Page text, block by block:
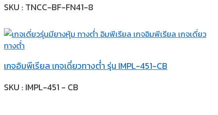
SKU : TNCC-BF-FN41-8
เกจอิมพีเรียล เกจเดี่ยวทางต่ำ รุ่น IMPL-451-CB
SKU : IMPL-451 - CB